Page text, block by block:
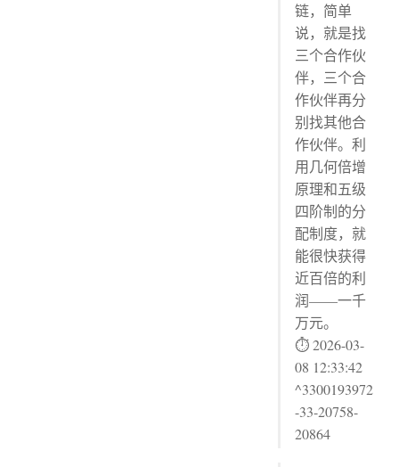
链，简单
说，就是找
三个合作伙
伴，三个合
作伙伴再分
别找其他合
作伙伴。利
用几何倍增
原理和五级
四阶制的分
配制度，就
能很快获得
近百倍的利
润——一千
万元。
⏱ 2026-03-
08 12:33:42
^3300193972
-33-20758-
20864